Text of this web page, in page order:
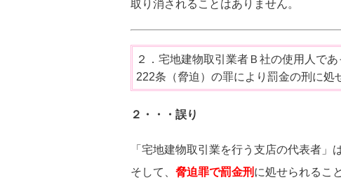
取り消されることはありません。
２．宅地建物取引業者Ｂ社の使用人で
222条（脅迫）の罪により罰金の刑に処
２・・・ 誤り
「宅地建物取引業を行う支店の代表者」
そして、 脅迫罪で罰金刑 に処せられるこ